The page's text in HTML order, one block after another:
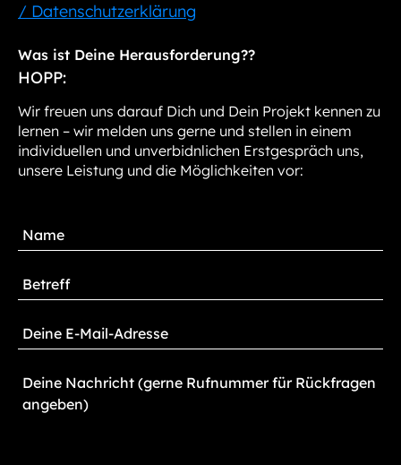
/ Datenschutzerklärung
Was ist Deine Herausforderung??
HOPP:
Wir freuen uns darauf Dich und Dein Projekt kennen zu
lernen – wir melden uns gerne und stellen in einem
individuellen und unverbidnlichen Erstgespräch uns,
unsere Leistung und die Möglichkeiten vor: